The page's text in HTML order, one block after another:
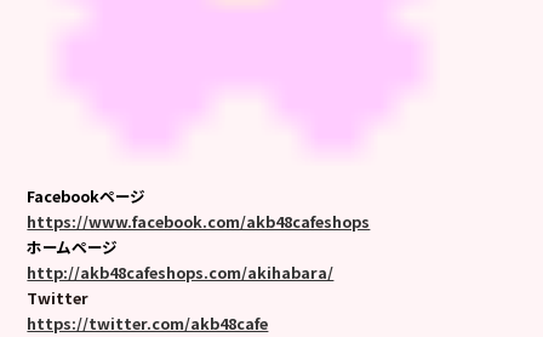
Facebookページ
https://www.facebook.com/akb48cafeshops
ホームページ
http://akb48cafeshops.com/akihabara/
Twitter
https://twitter.com/akb48cafe